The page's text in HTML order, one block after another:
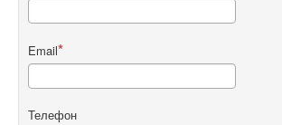
Email
Телефон